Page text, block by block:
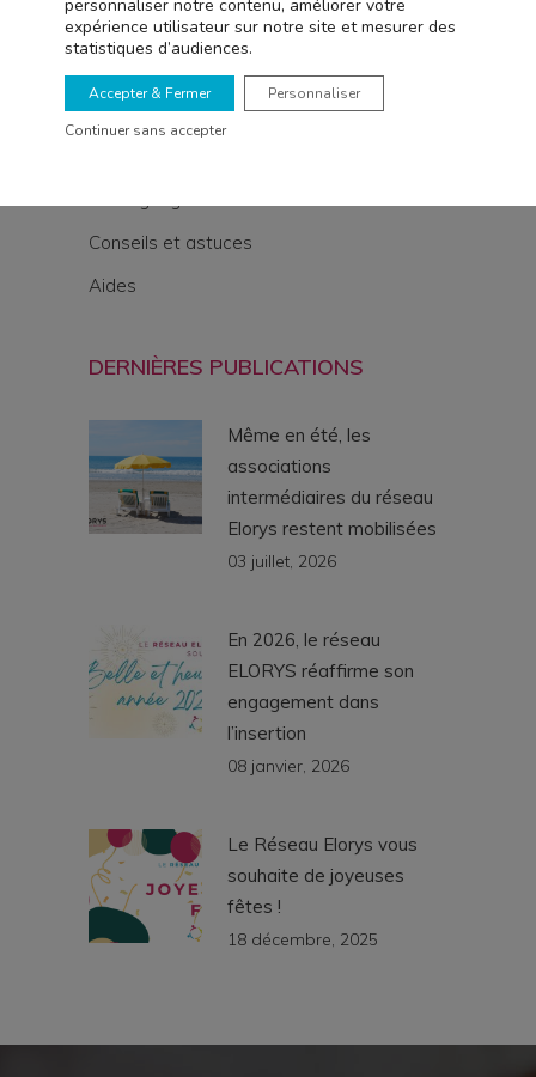
THÉMATIQUES
Actualités
Conseils et astuces
Aides
DERNIÈRES PUBLICATIONS
Même en été, les
associations
intermédiaires du réseau
Elorys restent mobilisées
03 juillet, 2026
En 2026, le réseau
ELORYS réaffirme son
engagement dans
l’insertion
08 janvier, 2026
Le Réseau Elorys vous
souhaite de joyeuses
fêtes !
18 décembre, 2025
personnaliser notre contenu, améliorer votre
expérience utilisateur sur notre site et mesurer des
statistiques d’audiences.
Accepter & Fermer
Continuer sans accepter
Personnaliser